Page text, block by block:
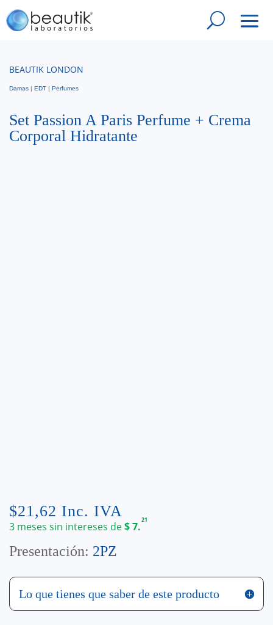
BEAUTIK LONDON
Damas | EDT | Perfumes
Set Passion A Paris Perfume + Crema
Corporal Hidratante
$21,62 Inc. IVA
3 meses sin intereses de$7.21
Presentación: 2PZ
Lo que tienes que saber de este producto